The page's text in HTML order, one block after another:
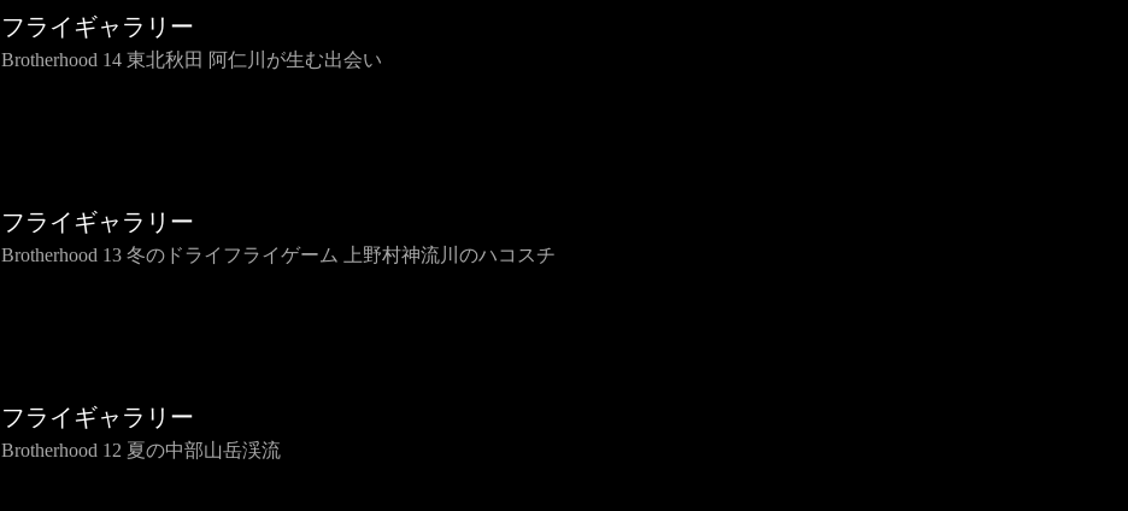
フライギャラリー
Brotherhood 14 東北秋田 阿仁川が生む出会い
フライギャラリー
Brotherhood 13 冬のドライフライゲーム 上野村神流川のハコスチ
フライギャラリー
Brotherhood 12 夏の中部山岳渓流